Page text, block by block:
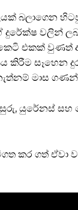
බලාගෙන
වලින්
එකක් වුණත්
සෑහෙන
මාස ගණන්
යුරේනස්
කර ගත්